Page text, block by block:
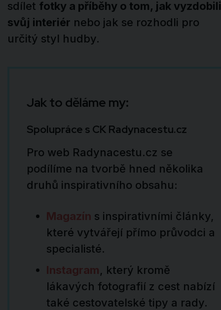
sdílet fotky a příběhy o tom, jak vyzdobili
svůj interiér nebo jak se rozhodli pro
určitý styl hudby.
Jak to děláme my:
Spolupráce s CK Radynacestu.cz
Pro web Radynacestu.cz se
podílíme na tvorbě hned několika
druhů inspirativního obsahu:
Magazín s inspirativními články,
které vytvářejí přímo průvodci a
specialisté.
Instagram, který kromě
lákavých fotografií z cest nabízí
také cestovatelské tipy a rady.